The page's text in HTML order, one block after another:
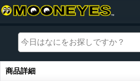
商品詳細
商品詳細